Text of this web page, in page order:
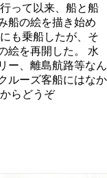
って以来、船と船
船の絵を描き始め
も乗船したが、そ
絵を再開した。 水
ー、離島航路等なん
ルーズ客船にはなか
らどうぞ